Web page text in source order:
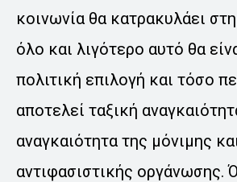
κοινωνία θα κατρακυλάει
όλο και λιγότερο αυτό θα
πολιτική επιλογή και τόσο
αποτελεί ταξική
αναγκαιότητα της μόνιμης
αντιφασιστικής οργάνωσης.